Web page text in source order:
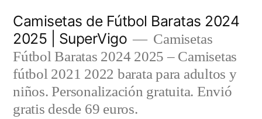
contenido
Camisetas de Fútbol Baratas 2024
2025 | SuperVigo
Camisetas
Fútbol Baratas 2024 2025 – Camisetas
fútbol 2021 2022 barata para adultos y
niños. Personalización gratuita. Envió
gratis desde 69 euros.